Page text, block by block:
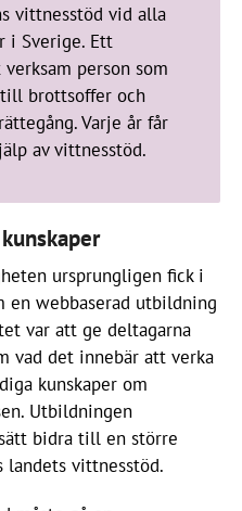
vittnesstöd vid alla
i Sverige. Ett
person som
brottsoffer och
Varje år får
av vittnesstöd.
ursprungligen fick i
en webbaserad utbildning
var att ge deltagarna
vad det innebär att verka
kunskaper om
Utbildningen
bidra till en större
landets vittnesstöd.